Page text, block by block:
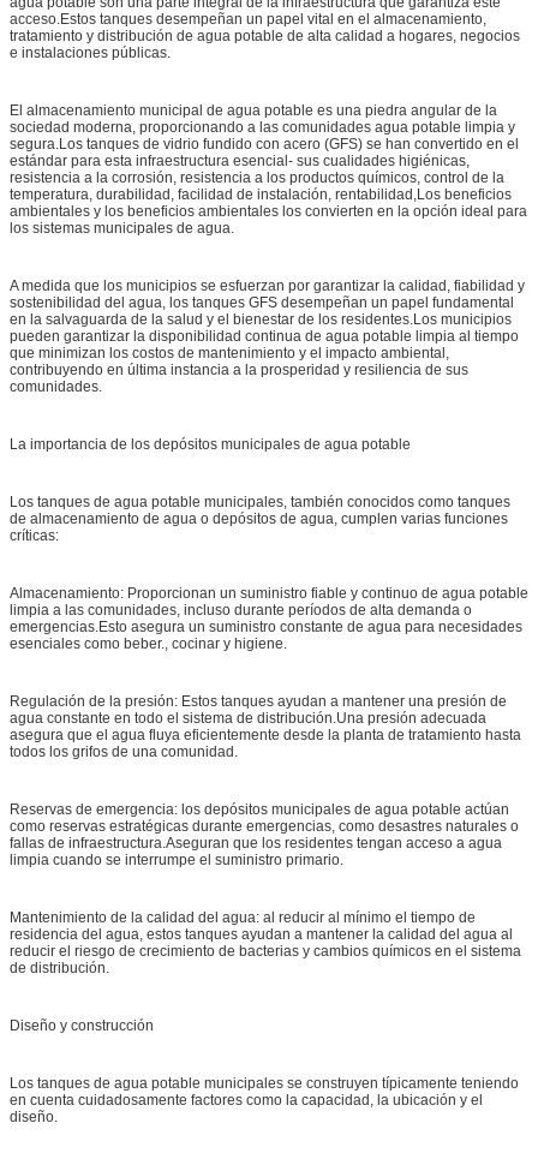
acceso.Estos tanques desempeñan un papel vital en el almacenamiento,
tratamiento y distribución de agua potable de alta calidad a hogares, negocios
e instalaciones públicas.
El almacenamiento municipal de agua potable es una piedra angular de la
sociedad moderna, proporcionando a las comunidades agua potable limpia y
segura.Los tanques de vidrio fundido con acero (GFS) se han convertido en el
estándar para esta infraestructura esencial- sus cualidades higiénicas,
resistencia a la corrosión, resistencia a los productos químicos, control de la
temperatura, durabilidad, facilidad de instalación, rentabilidad,Los beneficios
ambientales y los beneficios ambientales los convierten en la opción ideal para
los sistemas municipales de agua.
A medida que los municipios se esfuerzan por garantizar la calidad, fiabilidad y
sostenibilidad del agua, los tanques GFS desempeñan un papel fundamental
en la salvaguarda de la salud y el bienestar de los residentes.Los municipios
pueden garantizar la disponibilidad continua de agua potable limpia al tiempo
que minimizan los costos de mantenimiento y el impacto ambiental,
contribuyendo en última instancia a la prosperidad y resiliencia de sus
comunidades.
La importancia de los depósitos municipales de agua potable
Los tanques de agua potable municipales, también conocidos como tanques
de almacenamiento de agua o depósitos de agua, cumplen varias funciones
críticas:
Almacenamiento: Proporcionan un suministro fiable y continuo de agua potable
limpia a las comunidades, incluso durante períodos de alta demanda o
emergencias.Esto asegura un suministro constante de agua para necesidades
esenciales como beber., cocinar y higiene.
Regulación de la presión: Estos tanques ayudan a mantener una presión de
agua constante en todo el sistema de distribución.Una presión adecuada
asegura que el agua fluya eficientemente desde la planta de tratamiento hasta
todos los grifos de una comunidad.
Reservas de emergencia: los depósitos municipales de agua potable actúan
como reservas estratégicas durante emergencias, como desastres naturales o
fallas de infraestructura.Aseguran que los residentes tengan acceso a agua
limpia cuando se interrumpe el suministro primario.
Mantenimiento de la calidad del agua: al reducir al mínimo el tiempo de
residencia del agua, estos tanques ayudan a mantener la calidad del agua al
reducir el riesgo de crecimiento de bacterias y cambios químicos en el sistema
de distribución.
Diseño y construcción
Los tanques de agua potable municipales se construyen típicamente teniendo
en cuenta cuidadosamente factores como la capacidad, la ubicación y el
diseño.